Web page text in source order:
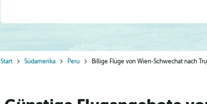
Start Südamerika Peru Billige Flüge von Wien-Schwechat nach